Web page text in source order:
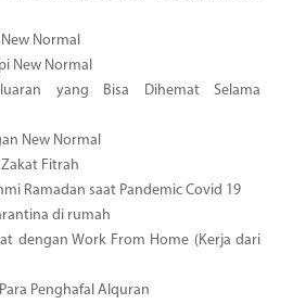
Normal
New Normal
yang Bisa Dihemat Selama
New Normal
Fitrah
Ramadan saat Pandemic Covid 19
di rumah
dengan Work From Home (Kerja dari
Penghafal Alquran